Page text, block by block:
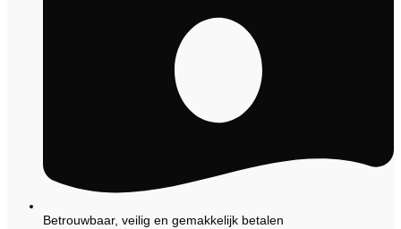
Betrouwbaar, veilig en gemakkelijk betalen